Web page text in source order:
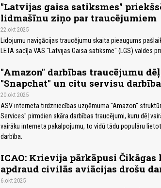
"Latvijas gaisa satiksmes"
lidmašīnu ziņo par traucējumiem
22.okt 2025
Lidojumu navigācijas traucējumu skaita pieaugums
LETA sacīja VAS "Latvijas Gaisa satiksme" (LGS) valdes
"Amazon" darbības traucējumu
"Snapchat" un citu servisu
20.okt 2025
ASV interneta tirdzniecības uzņēmuma "Amazon"
Services" pirmdien skāra darbības traucējumi, kuru dēļ
vairāku interneta pakalpojumu, to vidū tādu populāru
darbība.
ICAO: Krievija pārkāpusi
apdraud civilās aviācijas drošu
6.okt 2025